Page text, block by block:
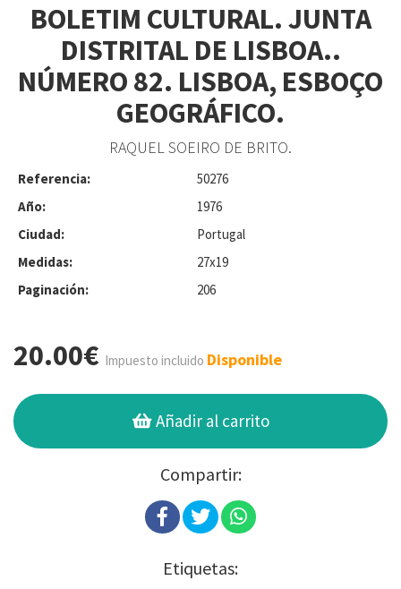
BOLETIM CULTURAL. JUNTA
DISTRITAL DE LISBOA..
NÚMERO 82. LISBOA, ESBOÇO
GEOGRÁFICO.
RAQUEL SOEIRO DE BRITO.
Referencia:
50276
Año:
1976
Ciudad:
Portugal
Medidas:
27x19
Paginación:
206
20.00€ Impuesto incluido Disponible
Añadir al carrito
Compartir:
Etiquetas: